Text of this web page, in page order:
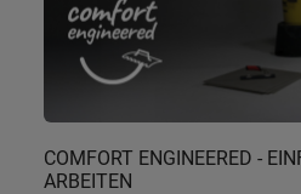
COMFORT ENGINEERED -
ARBEITEN